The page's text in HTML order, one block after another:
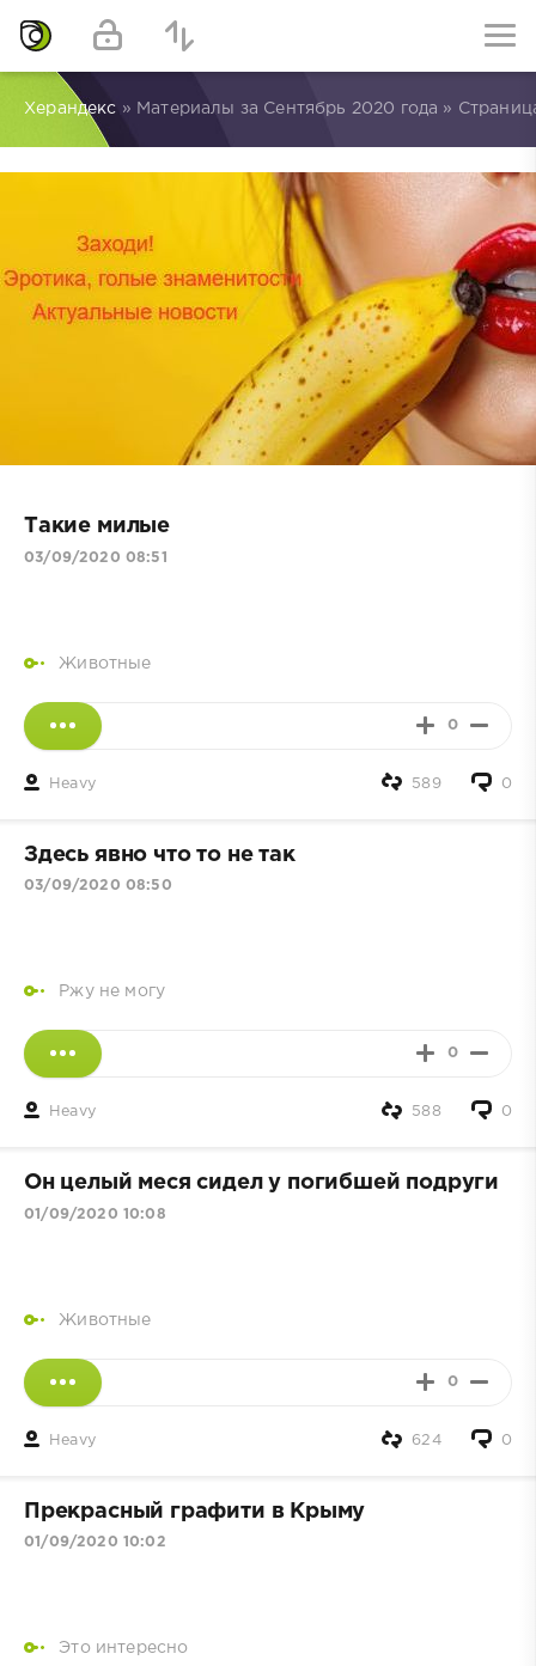
Херандекс » Материалы за Сентябрь 2020 года »
Такие милые
03/09/2020 08:51
Животные
0
Heavy 0
589
Здесь явно что то не так
03/09/2020 08:50
Ржу не могу
0
Heavy 0
588
Он целый меся сидел у погибшей подруги
01/09/2020 10:08
Животные
0
Heavy 0
624
Прекрасный графити в Крыму
01/09/2020 10:02
Это интересно